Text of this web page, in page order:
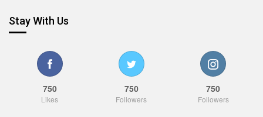
Stay With Us
750
Likes
750
Followers
750
Followers